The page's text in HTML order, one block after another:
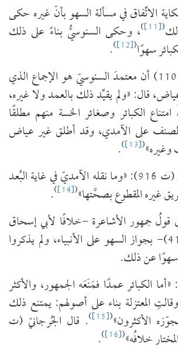
الاتِّفاق في مسألة السهو بأنّ غيره حكى
(
[11]
)، وحكى السنوسيُّ بناءً على ذلك
سهوًا(
[12]
)
.
وذكر اليوسي (ت 1102) أن معتمدَ السنوسيّ هو الإجماع الذي
قال: «ولم يقيِّد ذلك بالعمد ولا غيره،
الكبائر وصغائر الخسة منهم مطلقًا
على الآمدي، وقد أطلق غير عياض
وغيره»(
[13]
)
.
وقال البكي التونسي (ت 916): «وما نقله الآمديّ في غاية البُعد
غيره المقطوع بصحَّتها»(
[14]
)
.
جمهور الأشاعرة -خلافًا لأبي إسحاق
الإسفراييني (ت 418)- بجواز السهو على الأنبياء، ولم يذكروا
سهوًا عن ذلك.
الكبائر عمدًا فمَنَعَه الجمهور، والأكثر
المعتزلة بناء على أصولهم: يمتنع ذلك
الأكثرون»(
[15]
). قال الجُرجانيّ (ت
(
[16]
)
.